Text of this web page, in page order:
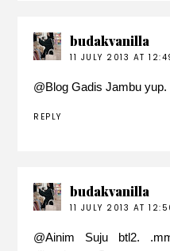
budakvanilla
11 JULY 2013 AT
@Blog Gadis Jambu yup.
REPLY
budakvanilla
11 JULY 2013 AT
@Ainim Suju btl2.